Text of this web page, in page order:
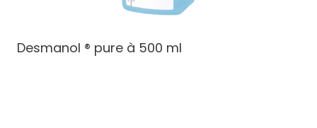
Desmanol ® pure à 500 ml